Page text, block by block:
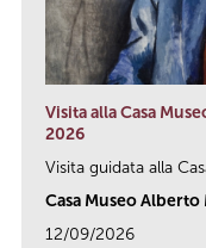
Visita alla Casa
2026
Visita guidata alla
Casa Museo Alberto
12/09/2026